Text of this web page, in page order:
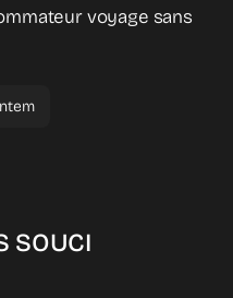
voyage sans
SOUCI